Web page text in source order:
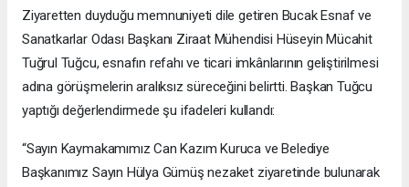
Ziyaretten duyduğu memnuniyeti dile getiren Bucak Esnaf ve
Sanatkarlar Odası Başkanı Ziraat Mühendisi Hüseyin Mücahit
Tuğrul Tuğcu, esnafın refahı ve ticari imkânlarının geliştirilmesi
adına görüşmelerin aralıksız süreceğini belirtti. Başkan Tuğcu
yaptığı değerlendirmede şu ifadeleri kullandı:
“Sayın Kaymakamımız Can Kazım Kuruca ve Belediye
Başkanımız Sayın Hülya Gümüş nezaket ziyaretinde bulunarak